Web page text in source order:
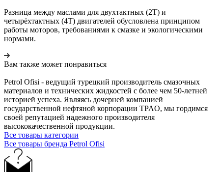
Разница между маслами для двухтактных (2T) и
четырёхтактных (4T) двигателей обусловлена принципом
работы моторов, требованиями к смазке и экологическими
нормами.
Вам также может понравиться
Petrol Ofisi - ведущий турецкий производитель смазочных
материалов и технических жидкостей с более чем 50-летней
историей успеха. Являясь дочерней компанией
государственной нефтяной корпорации TPAO, мы гордимся
своей репутацией надежного производителя
высококачественной продукции.
Все товары категории
Все товары бренда Petrol Ofisi